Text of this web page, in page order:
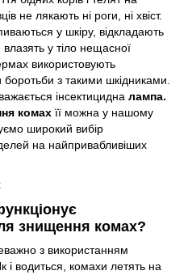
не лякають ні роги, ні хвіст.
у шкіру, відкладають
у тіло нещасної
використовують
боротьби з такими шкідниками.
інсектицидна лампа.
комах її можна у нашому
широкий вибір
на найпривабливіших
знищення комах?
з використанням
і водиться, комахи летять на